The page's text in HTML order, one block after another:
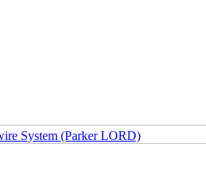
System (Parker LORD)